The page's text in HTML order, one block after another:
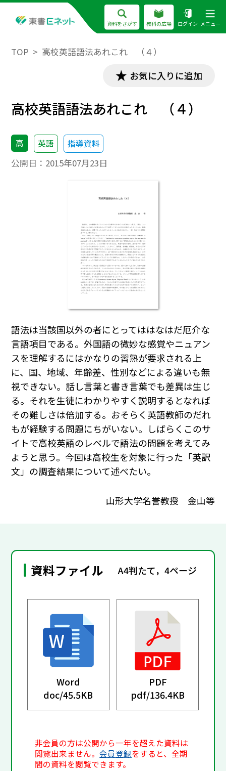
資料をさがす 教科の広場 ログイン メニュー
TOP 高校英語語法あれこれ （４）
お気に入りに追加
高校英語語法あれこれ （４）
高 英語 指導資料
公開日： 2015年07月23日
語法は当該国以外の者にとってははなはだ厄介な
言語項目である。外国語の微妙な感覚やニュアン
スを理解するにはかなりの習熟が要求される上
に、国、地域、年齢差、性別などによる違いも無
視できない。話し言葉と書き言葉でも差異は生じ
る。それを生徒にわかりやすく説明するとなれば
その難しさは倍加する。おそらく英語教師のだれ
もが経験する問題にちがいない。しばらくこのサ
イトで高校英語のレベルで語法の問題を考えてみ
ようと思う。今回は高校生を対象に行った「英訳
文」の調査結果について述べたい。
山形大学名誉教授 金山等
資料ファイル A4判たて，4ページ
Word
doc/45.5KB
PDF
pdf/136.4KB
非会員の方は公開から一年を超えた資料は
閲覧出来ません。会員登録をすると、全期
間の資料を閲覧できます。